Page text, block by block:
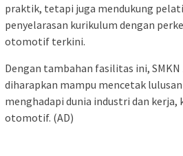
praktik, tetapi juga mendukung
penyelarasan kurikulum dengan
otomotif terkini.
Dengan tambahan fasilitas ini, SMKN
diharapkan mampu mencetak
menghadapi dunia industri dan kerja,
otomotif. (AD)